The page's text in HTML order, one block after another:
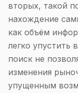
вторых, такой
нахождение
как объём
легко упустить
поиск не
изменения
упущенным